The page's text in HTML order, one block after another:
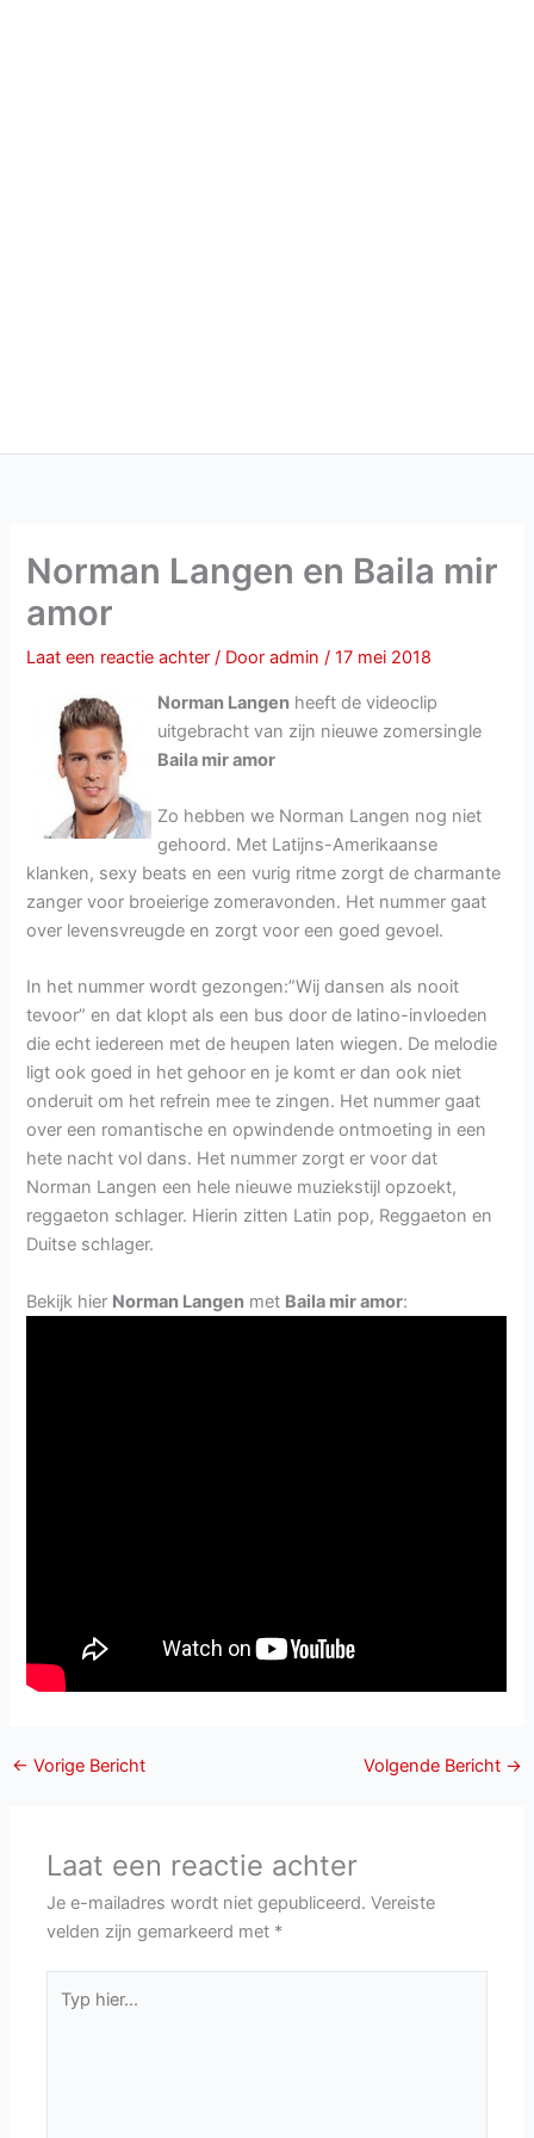
Norman Langen en Baila mir
amor
Laat een reactie achter / Dooradmin/17 mei 2018
Norman Langen heeft de videoclip
uitgebracht van zijn nieuwe zomersingle
Baila mir amor
Zo hebben we Norman Langen nog niet
gehoord. Met Latijns-Amerikaanse
klanken, sexy beats en een vurig ritme zorgt de charmante
zanger voor broeierige zomeravonden. Het nummer gaat
over levensvreugde en zorgt voor een goed gevoel.
In het nummer wordt gezongen:”Wij dansen als nooit
tevoor” en dat klopt als een bus door de latino-invloeden
die echt iedereen met de heupen laten wiegen. De melodie
ligt ook goed in het gehoor en je komt er dan ook niet
onderuit om het refrein mee te zingen. Het nummer gaat
over een romantische en opwindende ontmoeting in een
hete nacht vol dans. Het nummer zorgt er voor dat
Norman Langen een hele nieuwe muziekstijl opzoekt,
reggaeton schlager. Hierin zitten Latin pop, Reggaeton en
Duitse schlager.
Bekijk hier Norman Langen met Baila mir amor:
← Vorige Bericht Volgende Bericht →
Laat een reactie achter
Je e-mailadres wordt niet gepubliceerd. Vereiste
velden zijn gemarkeerd met *
hier...